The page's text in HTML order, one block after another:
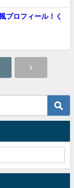
プロフィール！く